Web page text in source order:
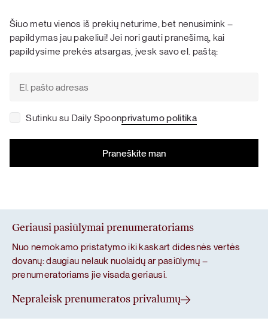
Šiuo metu vienos iš prekių neturime, bet nenusimink –
papildymas jau pakeliui! Jei nori gauti pranešimą, kai
papildysime prekės atsargas, įvesk savo el. paštą:
Sutinku su Daily Spoonprivatumo politika
Geriausi pasiūlymai prenumeratoriams
Nuo nemokamo pristatymo iki kaskart didesnės vertės
dovanų: daugiau nelauk nuolaidų ar pasiūlymų –
prenumeratoriams jie visada geriausi.
Nepraleisk prenumeratos privalumų